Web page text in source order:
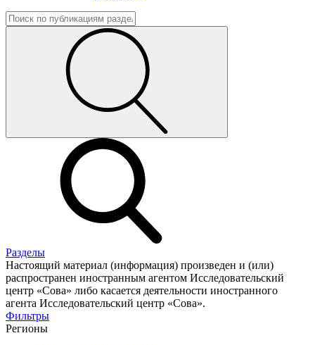
Разделы
Настоящий материал (информация) произведен и (или)
распространен иностранным агентом Исследовательский
центр «Сова» либо касается деятельности иностранного
агента Исследовательский центр «Сова».
Фильтры
Регионы